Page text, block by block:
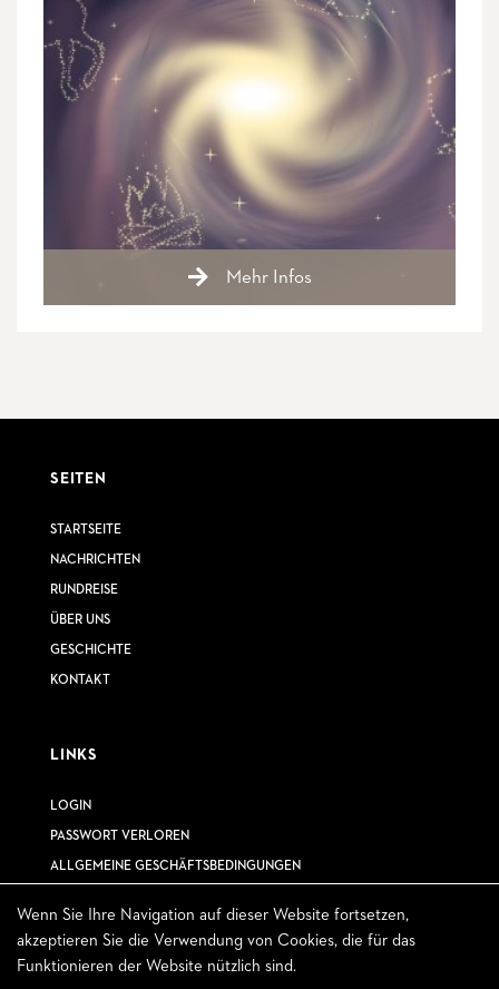
Wenn Sie Ihre Navigation auf dieser Website fortsetzen,
akzeptieren Sie die Verwendung von Cookies, die für das
Funktionieren der Website nützlich sind.
Mehr Infos
SEITEN
STARTSEITE
NACHRICHTEN
RUNDREISE
ÜBER UNS
GESCHICHTE
KONTAKT
LINKS
LOGIN
PASSWORT VERLOREN
ALLGEMEINE GESCHÄFTSBEDINGUNGEN
ABONNIEREN SIE UNSEREN NEWSLETTER